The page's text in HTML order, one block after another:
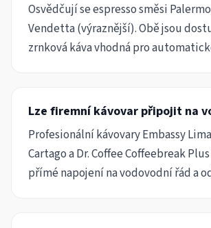
Osvědčují se espresso směsi
Vendetta (výraznější). Obě jsou
zrnková káva vhodná pro
Lze firemní kávovar připojit na
Profesionální kávovary Embassy
Cartago a Dr. Coffee Coffeebreak
přímé napojení na vodovodní řád a